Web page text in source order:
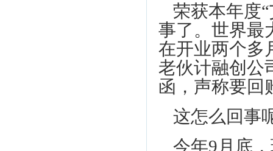
荣获本年度
事了。世界
在开业两个多
老伙计融创公
函，声称要回
这怎么回事
今年9月底